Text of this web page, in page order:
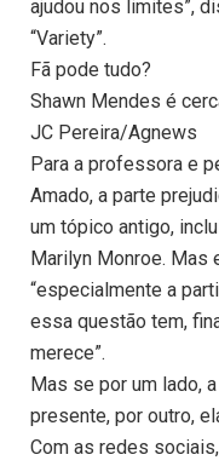
ajudou nos limites”,
“Variety”.
Fã pode tudo?
Shawn Mendes é
JC Pereira/Agnews
Para a professora e
Amado, a parte
um tópico antigo,
Marilyn Monroe. Mas
“especialmente a
essa questão tem,
merece”.
Mas se por um lado,
presente, por outro,
Com as redes